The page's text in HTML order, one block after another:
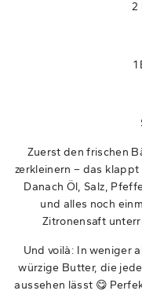
2
1
Zuerst den frischen
zerkleinern – das
Danach Öl, Salz,
und alles noch
Zitronensaft
Und voilà: In weniger
würzige Butter, die
aussehen lässt 😋